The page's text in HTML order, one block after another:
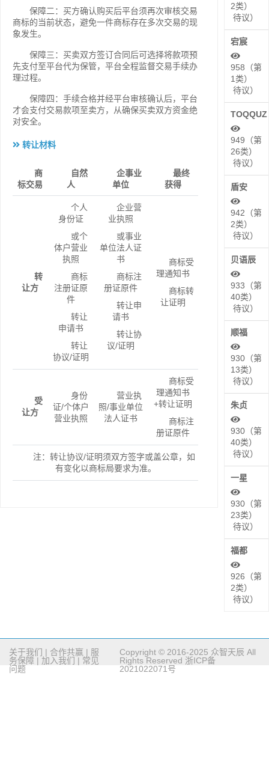
保障二：买方确认购买后平台须再次审核交易
商标的当前状态，避免一件商标存在多次交易的现
象发生。
保障三：买卖双方签订合同后可选择将款项预
先支付至平台代为保管，平台全程监督交易手续办
理过程。
保障四：手续合格并经平台审核确认后，平台
才会支付交易款项至卖方，从确保买卖双方资金绝
对安全。
转让材料
商
标交易
自然
人
企事业
单位
最终
获得
转
让方
个人
身份证
或个
体户营业
执照
商标
注册证原
件
转让
申请书
转让
协议/证明
企业营
业执照
或事业
单位法人证
书
商标注
册证原件
转让申
请书
转让协
议/证明
商标受
理通知书
商标转
让证明
受
让方
身份
证/个体户
营业执照
营业执
照/事业单位
法人证书
商标受
理通知书
+转让证明
商标注
册证原件
注：转让协议/证明须双方签字或盖公章，如
有变化以商标局要求为准。
2类）
待议）
宕宸
958（第
1类）
待议）
TOQQUZ
949（第
26类）
待议）
盾安
942（第
2类）
待议）
贝语辰
933（第
40类）
待议）
顺福
930（第
13类）
待议）
朱贞
930（第
40类）
待议）
一星
930（第
23类）
待议）
福都
926（第
2类）
待议）
关于我们 | 合作共赢 | 服
务保障 | 加入我们 | 常见
问题
Copyright © 2016-2025 众智天辰 All
Rights Reserved 浙ICP备
2021022071号